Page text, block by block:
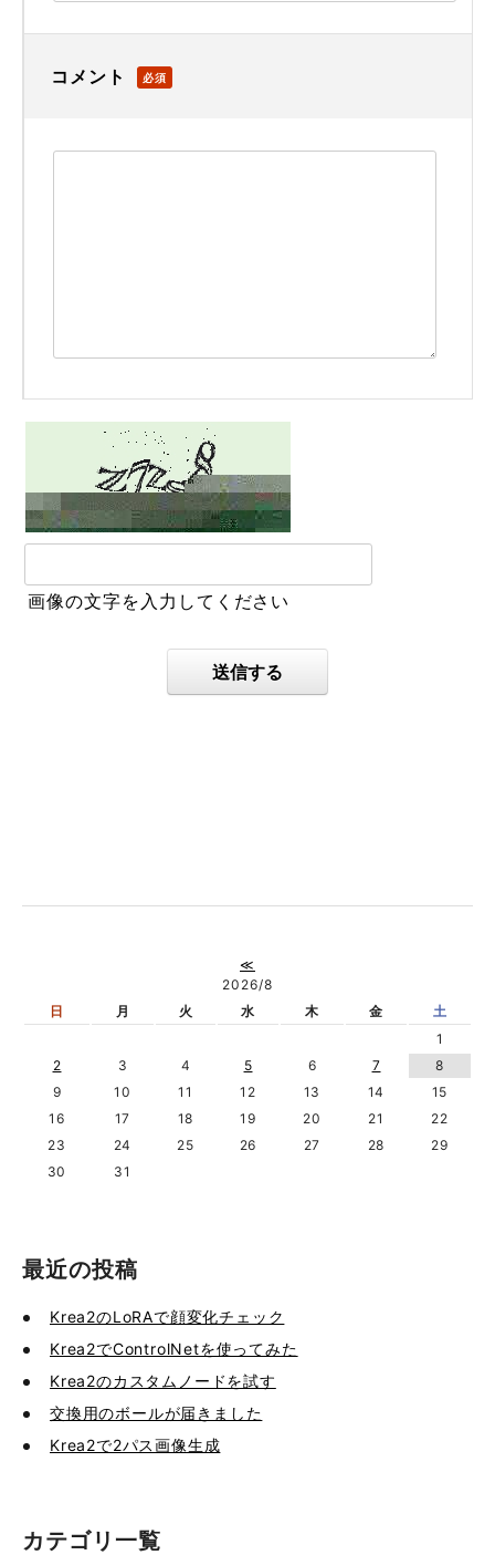
コメント 必須
画像の文字を入力してください
送信する
≪
2026/8
日
月 火 水 木 金
土
1
2
3 4 5 6 7
8
9
10 11 12 13 14
15
16
17 18 19 20 21
22
23
24 25 26 27 28
29
30
31
最近の投稿
Krea2のLoRAで顔変化チェック
Krea2でControlNetを使ってみた
Krea2のカスタムノードを試す
交換用のボールが届きました
Krea2で2パス画像生成
カテゴリ一覧